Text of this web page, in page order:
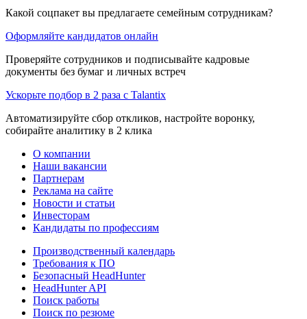
Какой соцпакет вы предлагаете семейным сотрудникам?
Оформляйте кандидатов онлайн
Проверяйте сотрудников и подписывайте кадровые
документы без бумаг и личных встреч
Ускорьте подбор в 2 раза с Talantix
Автоматизируйте сбор откликов, настройте воронку,
собирайте аналитику в 2 клика
О компании
Наши вакансии
Партнерам
Реклама на сайте
Новости и статьи
Инвесторам
Кандидаты по профессиям
Производственный календарь
Требования к ПО
Безопасный HeadHunter
HeadHunter API
Поиск работы
Поиск по резюме